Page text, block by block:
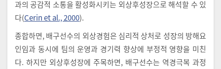
과의 공감적 소통을 활성화시키는 외상후성장으로 해석할 수 있
다(Cerin et al., 2000).
종합하면, 배구선수의 외상경험은 심리적 상처로 성장의 방해요
인임과 동시에 팀의 운영과 경기력 향상에 부정적 영향을 미친
다. 하지만 외상후성장에 주목하면, 배구선수는 역경극복 과정